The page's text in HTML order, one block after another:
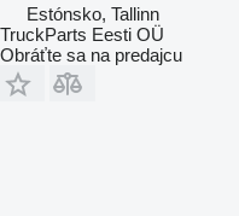
Estónsko, Tallinn
TruckParts Eesti OÜ
Obráťte sa na predajcu